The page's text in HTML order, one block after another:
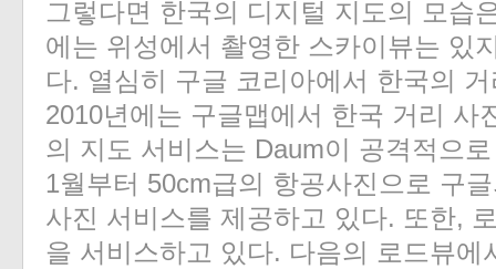
그렇다면 한국의 디지털 지도의 모습
에는 위성에서 촬영한 스카이뷰는 있
다. 열심히 구글 코리아에서 한국의
2010년에는 구글맵에서 한국 거리 사
의 지도 서비스는 Daum이 공격적으
1월부터 50cm급의 항공사진으로 구
사진 서비스를 제공하고 있다. 또한,
을 서비스하고 있다. 다음의 로드뷰에